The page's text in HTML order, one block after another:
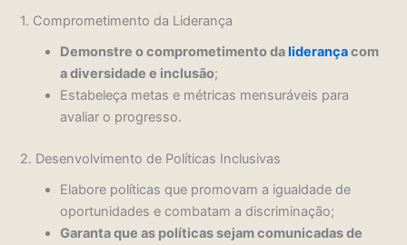
1. Comprometimento da Liderança
Demonstre o comprometimento daliderançacom
a diversidade e inclusão;
Estabeleça metas e métricas mensuráveis para
avaliar o progresso.
2. Desenvolvimento de Políticas Inclusivas
Elabore políticas que promovam a igualdade de
oportunidades e combatam a discriminação;
Garanta que as políticas sejam comunicadas de